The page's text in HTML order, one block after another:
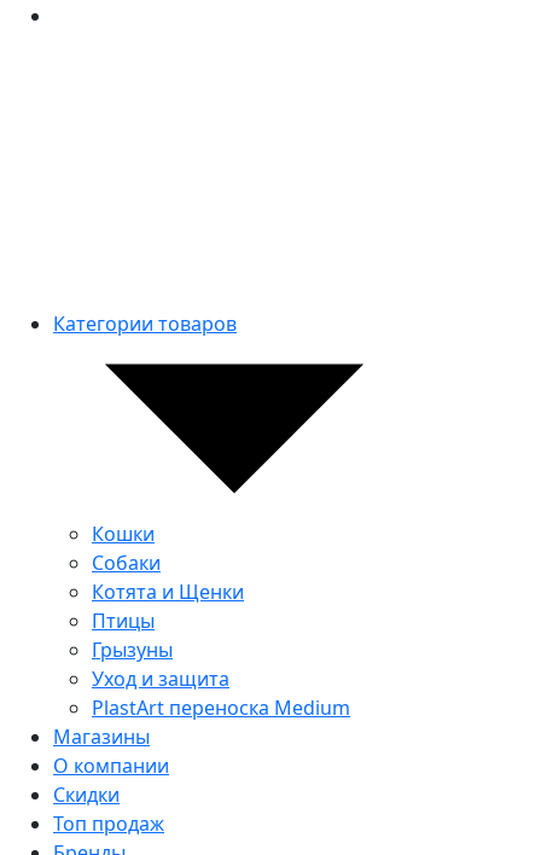
Категории товаров
Кошки
Собаки
Котята и Щенки
Птицы
Грызуны
Уход и защита
PlastArt переноска Medium
Магазины
О компании
Скидки
Топ продаж